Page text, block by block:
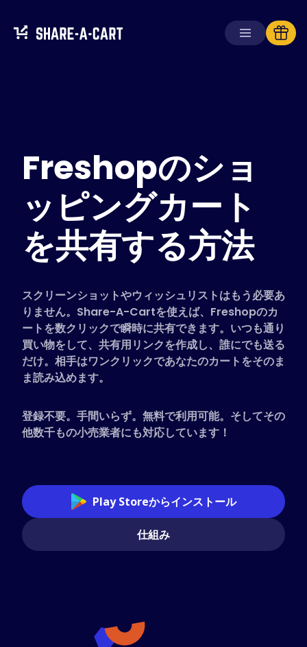
ソリューション
消費者向け
学校向け
企業向け
Plus+ を入手
対応ストア
よくある質問
ハウツーガイド
日本語 (Japanese)
Freshopのショ
ッピングカート
を共有する方法
スクリーンショットやウィッシュリストはもう必要あ
りません。Share-A-Cartを使えば、Freshopのカ
ートを数クリックで瞬時に共有できます。いつも通り
買い物をして、共有用リンクを作成し、誰にでも送る
だけ。相手はワンクリックであなたのカートをそのま
ま読み込めます。
登録不要。手間いらず。無料で利用可能。そしてその
他数千もの小売業者にも対応しています！
Play Storeからインストール
仕組み